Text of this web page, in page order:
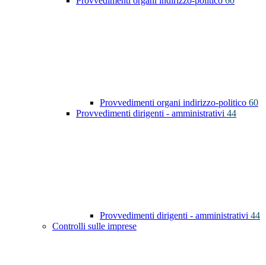
Provvedimenti organi indirizzo-politico 60
Provvedimenti dirigenti - amministrativi 44
Provvedimenti dirigenti - amministrativi 44
Controlli sulle imprese